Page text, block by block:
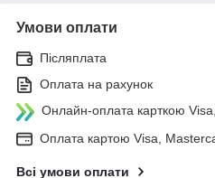
Умови оплати
Післяплата
Оплата на рахунок
Онлайн-оплата карткою
Оплата картою Visa,
Всі умови оплати